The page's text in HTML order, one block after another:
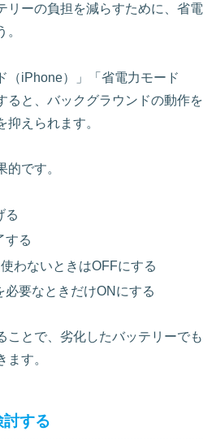
リーの負担を減らすために、省電
（iPhone）」「省電力モード
ると、バックグラウンドの動作を
えられます。
的です。
る
する
わないときはOFFにする
必要なときだけONにする
ことで、劣化したバッテリーでも
す。
する